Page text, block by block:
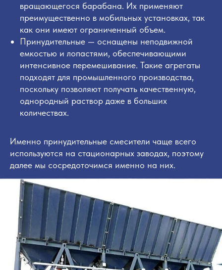
вращающегося барабана. Их применяют
преимущественно в мобильных установках, так
как они имеют ограниченный объем.
Принудительные — оснащены неподвижной
емкостью и лопастями, обеспечивающими
интенсивное перемешивание. Такие агрегаты
подходят для промышленного производства,
поскольку позволяют получать качественную,
однородный раствор даже в больших
количествах.
Именно принудительные смесители чаще всего
используются на стационарных заводах, поэтому
далее мы сосредоточимся именно на них.